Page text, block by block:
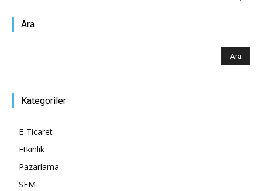
Ara
Kategoriler
E-Ticaret
Etkinlik
Pazarlama
SEM